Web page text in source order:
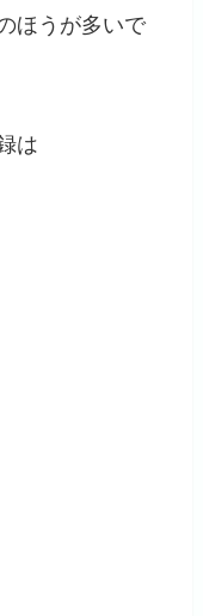
ほうが多いで
は